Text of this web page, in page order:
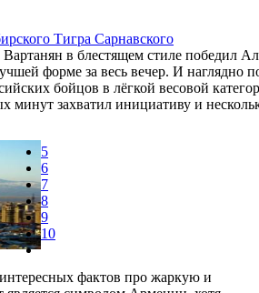
Тигра Сарнавского
в блестящем стиле победил
форме за весь вечер. И наглядно
бойцов в лёгкой весовой
захватил инициативу и
фактов про жаркую и
5
6
7
8
9
10